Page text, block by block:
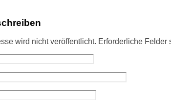
wird nicht veröffentlicht. Erforderliche Felder